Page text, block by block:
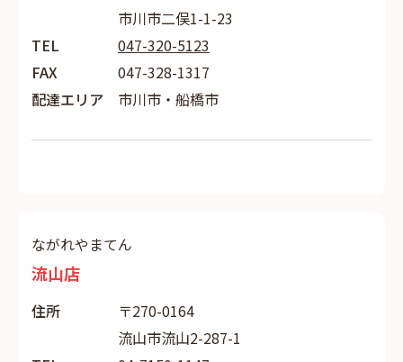
市川市二俣1-1-23
TEL
047-320-5123
FAX
047-328-1317
配達エリア
市川市・船橋市
ながれやまてん
流山店
住所
〒270-0164
流山市流山2-287-1